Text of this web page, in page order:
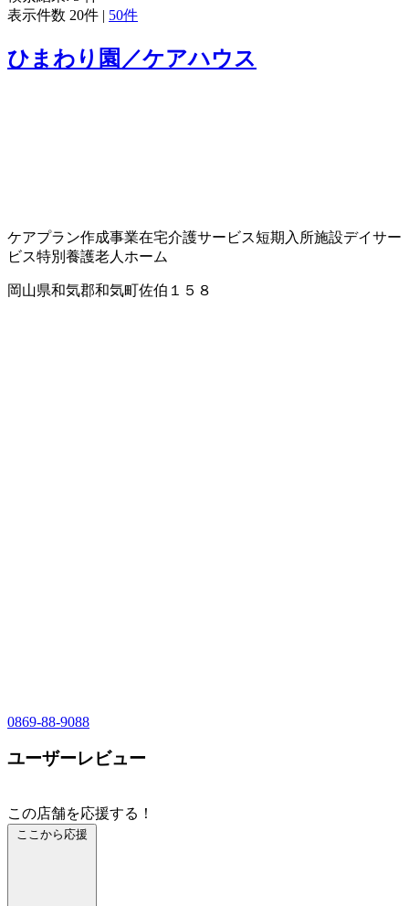
表示件数 20件 | 50件
ひまわり園／ケアハウス
ケアプラン作成事業在宅介護サービス短期入所施設デイサー
ビス特別養護老人ホーム
岡山県和気郡和気町佐伯１５８
0869-88-9088
ユーザーレビュー
この店舗を応援する！
ここから応援